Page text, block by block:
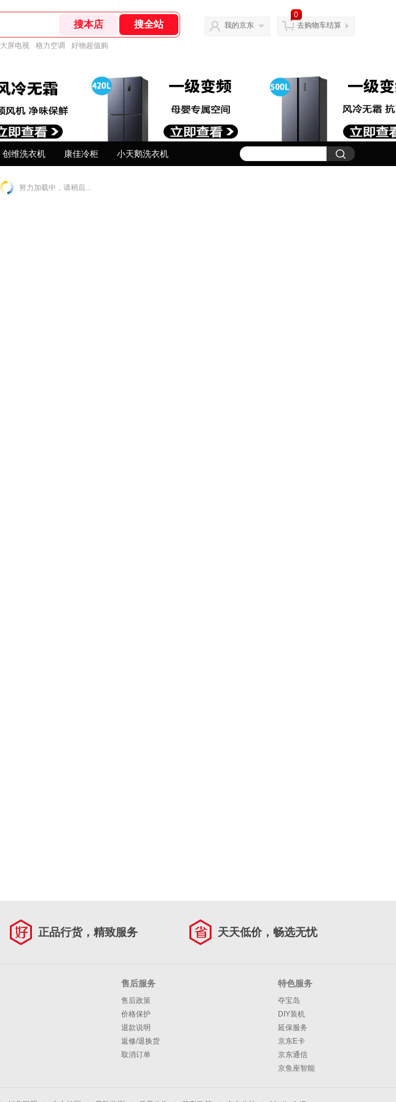
大屏电视 格力空调 好物超值购
我的京东
0
去购物车结算
创维洗衣机 康佳冷柜 小天鹅洗衣机
努力加载中，请稍后...
正品行货，精致服务 天天低价，畅选无忧
售后服务
售后政策
价格保护
退款说明
返修/退换货
取消订单
特色服务
夺宝岛
DIY装机
延保服务
京东E卡
京东通信
京鱼座智能